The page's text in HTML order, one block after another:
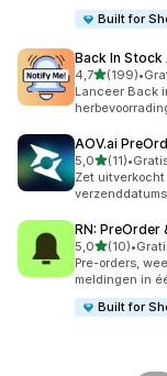
Built for
Back In
4,7van 5
(199)
199 recensies
•
Lanceer Back
AOV.ai
5,0van 5
(11)
11 recensies in
•
Zet
verzenddatums
RN: PreOrder
5,0van 5
(10)
10 recensies in
•
Pre-orders,
meldingen in
Built for